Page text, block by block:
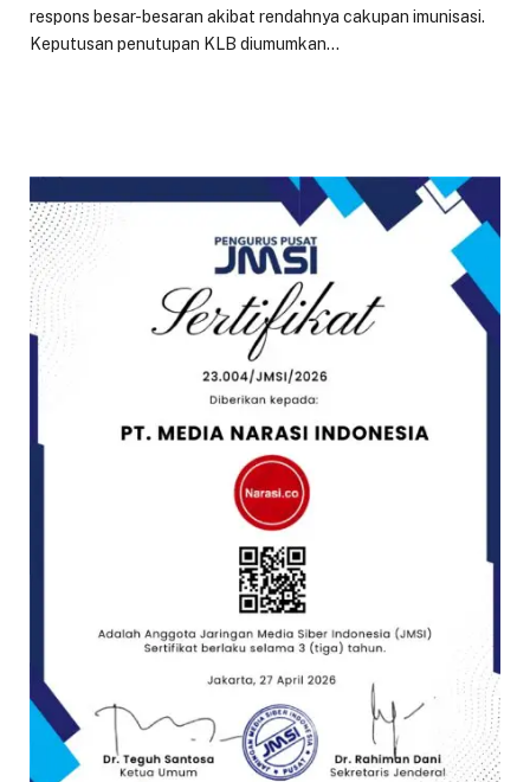
respons besar-besaran akibat rendahnya cakupan imunisasi.
Keputusan penutupan KLB diumumkan…